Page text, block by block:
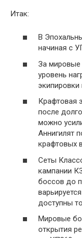
Итак:
В
начиная с
За мировые
уровень
экипировки
Крафтовая
после
можно
Аннигилят
крафтовых
Сеты
кампании
боссов до
доступны
Мировые
открытия